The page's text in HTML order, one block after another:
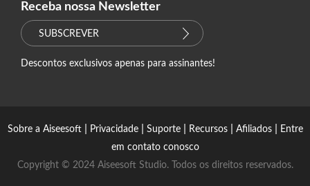
Receba nossa Newsletter
SUBSCREVER
Descontos exclusivos apenas para assinantes!
Sobre a Aiseesoft| Privacidade| Suporte| Recursos| Afiliados|
Entre
em contato conosco
Copyright © 2024 Aiseesoft Studio. Todos os direitos reservados.